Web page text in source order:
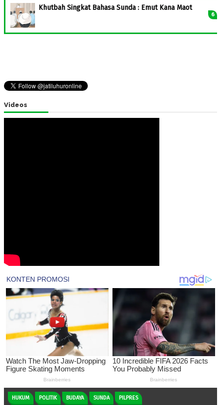
Khutbah Singkat Bahasa Sunda : Emut Kana Maot
Videos
HUKUM POLITIK BUDAYA SUNDA PILPRES